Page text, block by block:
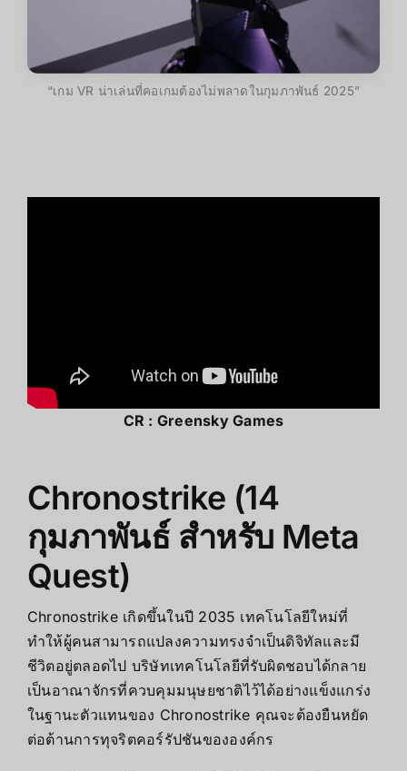
“เกม VR น่าเล่นที่คอเกมต้องไม่พลาดในกุมภาพันธ์ 2025”
CR : Greensky Games
Chronostrike (14
กุมภาพันธ์ สำหรับ Meta
Quest)
Chronostrike เกิดขึ้นในปี 2035 เทคโนโลยีใหม่ที่
ทำให้ผู้คนสามารถแปลงความทรงจำเป็นดิจิทัลและมี
ชีวิตอยู่ตลอดไป บริษัทเทคโนโลยีที่รับผิดชอบได้กลาย
เป็นอาณาจักรที่ควบคุมมนุษยชาติไว้ได้อย่างแข็งแกร่ง
ในฐานะตัวแทนของ Chronostrike คุณจะต้องยืนหยัด
ต่อต้านการทุจริตคอร์รัปชันขององค์กร